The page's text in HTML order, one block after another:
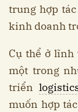
trung hợp
kinh doanh
Cụ thể ở
một trong
triển
muốn hợp